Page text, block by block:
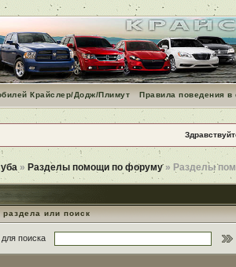
Крайслер/Додж/Плимут Правила поведения
» Разделы помощи по форуму» Разделы
или поиск
поиска